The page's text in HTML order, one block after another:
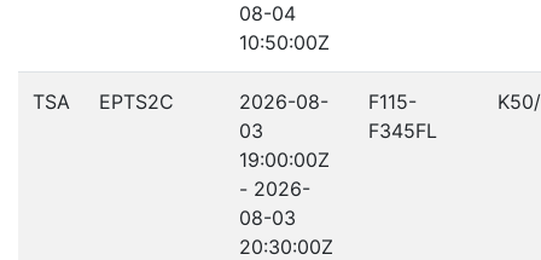
08-04
10:50:00Z
TSA EPTS2C
2026-08-
03
19:00:00Z
- 2026-
08-03
20:30:00Z
F115-
F345FL